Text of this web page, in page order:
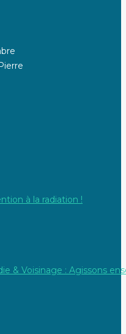
à la radiation !
& Voisinage : Agissons